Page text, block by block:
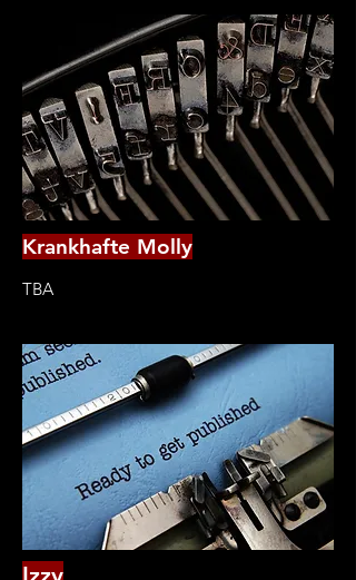
TBA
Krankhafte Molly